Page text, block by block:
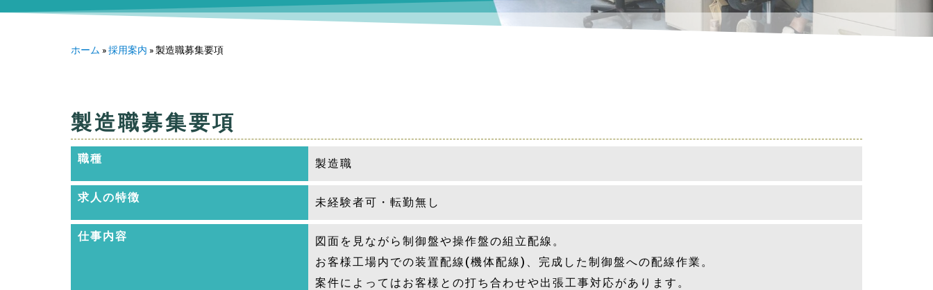
ホーム »採用案内 »製造職募集要項
製造職募集要項
職種 製造職
求人の特徴 未経験者可・転勤無し
仕事内容
図面を見ながら制御盤や操作盤の組立配線。
お客様工場内での装置配線(機体配線)、完成した制御盤への配線作業。
案件によってはお客様との打ち合わせや出張工事対応があります。